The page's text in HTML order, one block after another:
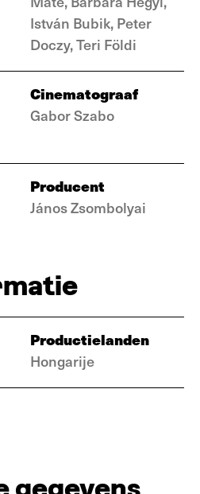
István Bubik, Peter
Doczy, Teri Földi
Cinematograaf
Gabor Szabo
Producent
János Zsombolyai
Productielanden
Hongarije